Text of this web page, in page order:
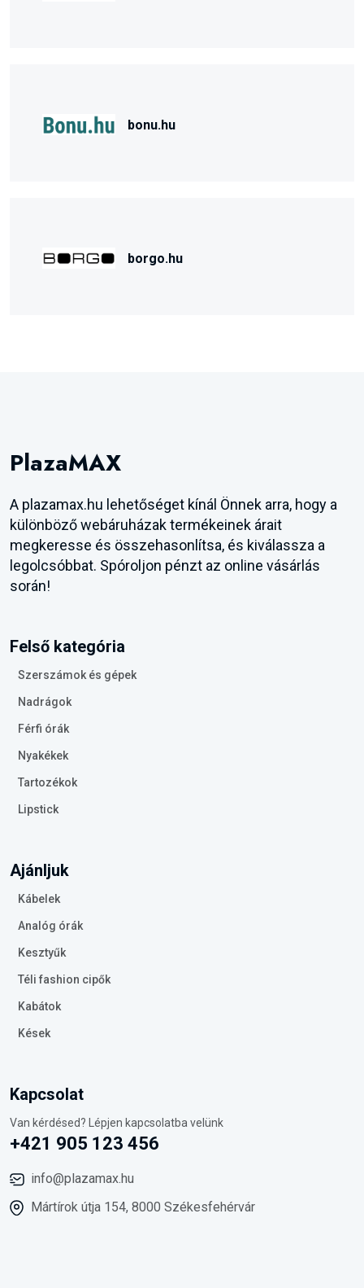
bonu.hu
borgo.hu
PlazaMAX
A plazamax.hu lehetőséget kínál Önnek arra, hogy a
különböző webáruházak termékeinek árait
megkeresse és összehasonlítsa, és kiválassza a
legolcsóbbat. Spóroljon pénzt az online vásárlás
során!
Felső kategória
Szerszámok és gépek
Nadrágok
Férfi órák
Nyakékek
Tartozékok
Lipstick
Ajánljuk
Kábelek
Analóg órák
Kesztyűk
Téli fashion cipők
Kabátok
Kések
Kapcsolat
Van kérdésed? Lépjen kapcsolatba velünk
+421 905 123 456
info@plazamax.hu
Mártírok útja 154, 8000 Székesfehérvár